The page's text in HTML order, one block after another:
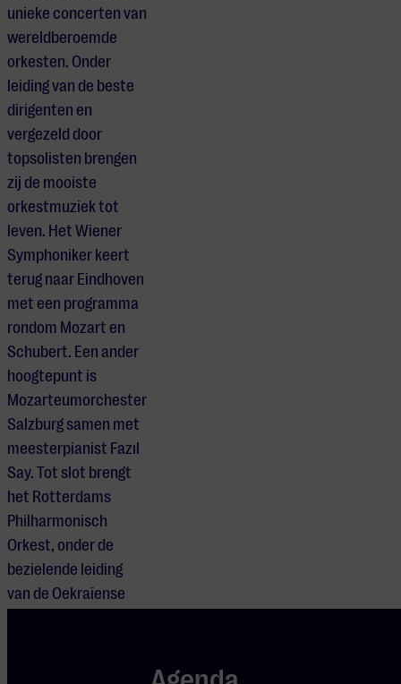
unieke concerten van
wereldberoemde
orkesten. Onder
leiding van de beste
dirigenten en
vergezeld door
topsolisten brengen
zij de mooiste
orkestmuziek tot
leven. Het Wiener
Symphoniker keert
terug naar Eindhoven
met een programma
rondom Mozart en
Schubert. Een ander
hoogtepunt is
Mozarteumorchester
Salzburg samen met
meesterpianist Fazıl
Say. Tot slot brengt
het Rotterdams
Philharmonisch
Orkest, onder de
bezielende leiding
van de Oekraïense